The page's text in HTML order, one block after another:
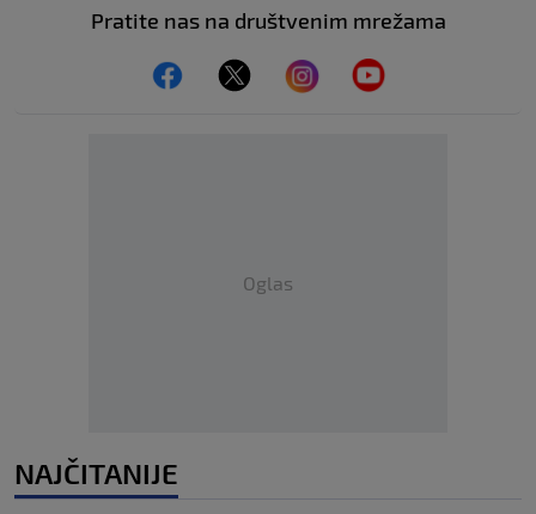
Pratite nas na društvenim mrežama
Oglas
NAJČITANIJE